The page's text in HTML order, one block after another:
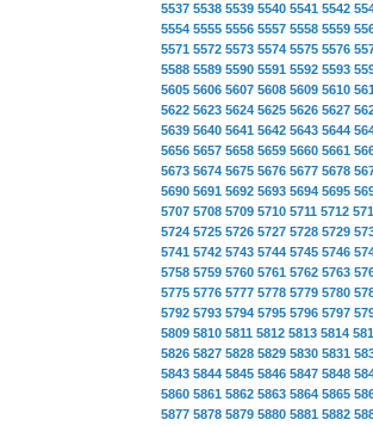
5537 5538 5539 5540 5541 5542
5554 5555 5556 5557 5558 5559
5571 5572 5573 5574 5575 5576
5588 5589 5590 5591 5592 5593
5605 5606 5607 5608 5609 5610
5622 5623 5624 5625 5626 5627
5639 5640 5641 5642 5643 5644
5656 5657 5658 5659 5660 5661
5673 5674 5675 5676 5677 5678
5690 5691 5692 5693 5694 5695
5707 5708 5709 5710 5711 5712
5724 5725 5726 5727 5728 5729
5741 5742 5743 5744 5745 5746
5758 5759 5760 5761 5762 5763
5775 5776 5777 5778 5779 5780
5792 5793 5794 5795 5796 5797
5809 5810 5811 5812 5813 5814
5826 5827 5828 5829 5830 5831
5843 5844 5845 5846 5847 5848
5860 5861 5862 5863 5864 5865
5877 5878 5879 5880 5881 5882